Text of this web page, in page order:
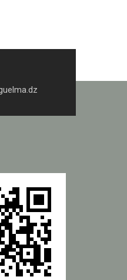
22:00